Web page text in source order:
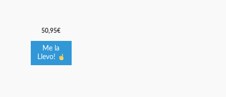
50,95€
Me la
Llevo!
opciones
se
pueden